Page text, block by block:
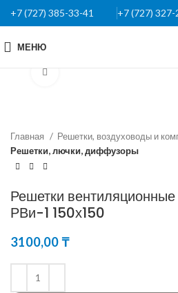
+7 (727) 385-33-41 +7 (727) 327-
МЕНЮ
Главная
Решетки, воздуховоды и
Решетки, лючки, диффузоры
Решетки
РВи-1 150х150
3100,00₸